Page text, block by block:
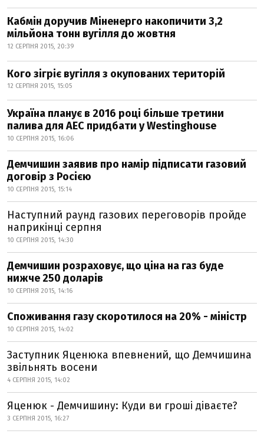
Кабмін доручив Міненерго накопичити 3,2
мільйона тонн вугілля до жовтня
12 СЕРПНЯ 2015, 20:39
Кого зігріє вугілля з окупованих територій
12 СЕРПНЯ 2015, 15:05
Україна планує в 2016 році більше третини
палива для АЕС придбати у Westinghouse
10 СЕРПНЯ 2015, 16:06
Демчишин заявив про намір підписати газовий
договір з Росією
10 СЕРПНЯ 2015, 15:14
Наступний раунд газових переговорів пройде
наприкінці серпня
10 СЕРПНЯ 2015, 14:30
Демчишин розраховує, що ціна на газ буде
нижче 250 доларів
10 СЕРПНЯ 2015, 14:16
Споживання газу скоротилося на 20% - міністр
10 СЕРПНЯ 2015, 14:02
Заступник Яценюка впевнений, що Демчишина
звільнять восени
4 СЕРПНЯ 2015, 14:02
Яценюк - Демчишину: Куди ви гроші діваєте?
3 СЕРПНЯ 2015, 16:27